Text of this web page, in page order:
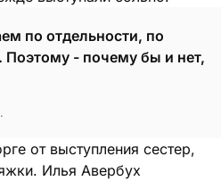
по отдельности, по
Поэтому - почему бы и нет,
от выступления сестер,
Илья Авербух